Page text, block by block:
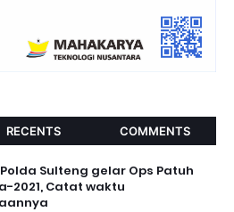
RECENTS COMMENTS
Sulteng gelar Ops Patuh
2021, Catat waktu